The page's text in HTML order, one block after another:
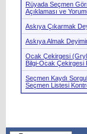
Rüyada Seçmen
Açıklaması ve
Askıya Çıkarmak
Askıya Almak
Ocak Çekirgesi
Bilgi-Ocak Çekirgesi
Seçmen Kaydı
Seçmen Listesi